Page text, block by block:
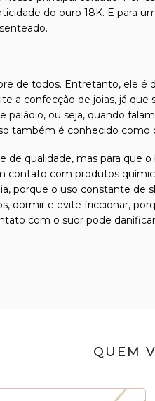
do ouro 18K. E para
de todos. Entretanto, ele
a confecção de joias, já
paládio, ou seja, quando
também é conhecido
de qualidade, mas para
contato com produtos
porque o uso constante
dormir e evite friccionar,
com o suor pode
QUEM